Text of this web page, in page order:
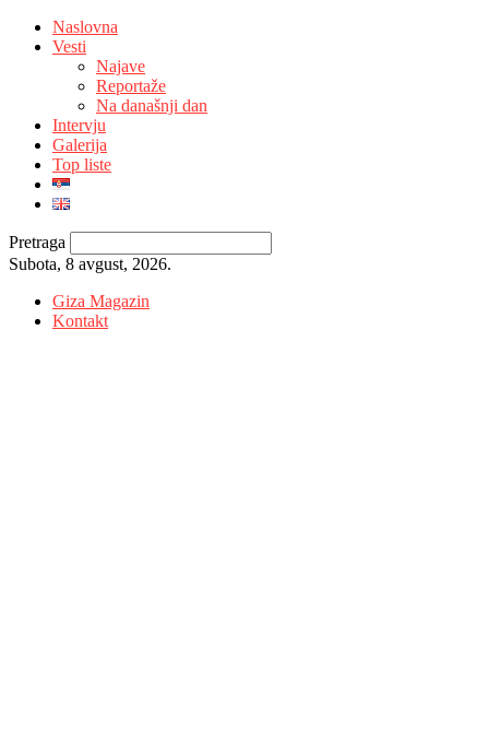
Naslovna
Vesti
Najave
Reportaže
Na današnji dan
Intervju
Galerija
Top liste
Pretraga
Subota, 8 avgust, 2026.
Giza Magazin
Kontakt